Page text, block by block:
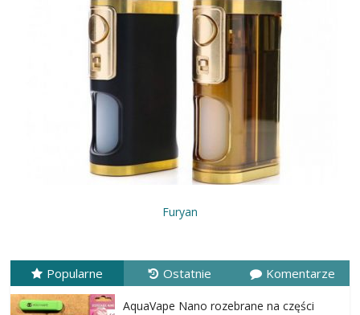
Furyan
Popularne Ostatnie Komentarze
AquaVape Nano rozebrane na części